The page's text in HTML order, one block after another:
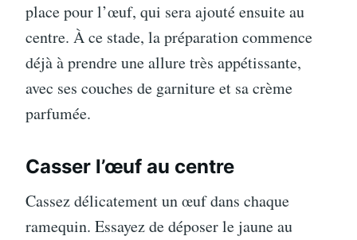
place pour l’œuf, qui sera ajouté ensuite au
centre. À ce stade, la préparation commence
déjà à prendre une allure très appétissante,
avec ses couches de garniture et sa crème
parfumée.
Casser l’œuf au centre
Cassez délicatement un œuf dans chaque
ramequin. Essayez de déposer le jaune au